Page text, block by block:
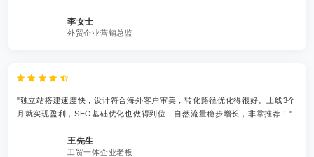
李女士
外贸企业营销总监
"独立站搭建速度快，设计符合海外客户审美，转化路径优化得很好。上线3个
月就实现盈利，SEO基础优化也做得到位，自然流量稳步增长，非常推荐！"
王先生
工贸一体企业老板